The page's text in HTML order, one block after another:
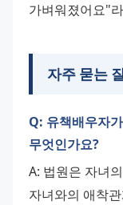
가벼워졌어요"
자주 묻는
Q: 유책배우자
무엇인가요?
A: 법원은 자녀
자녀와의 애착